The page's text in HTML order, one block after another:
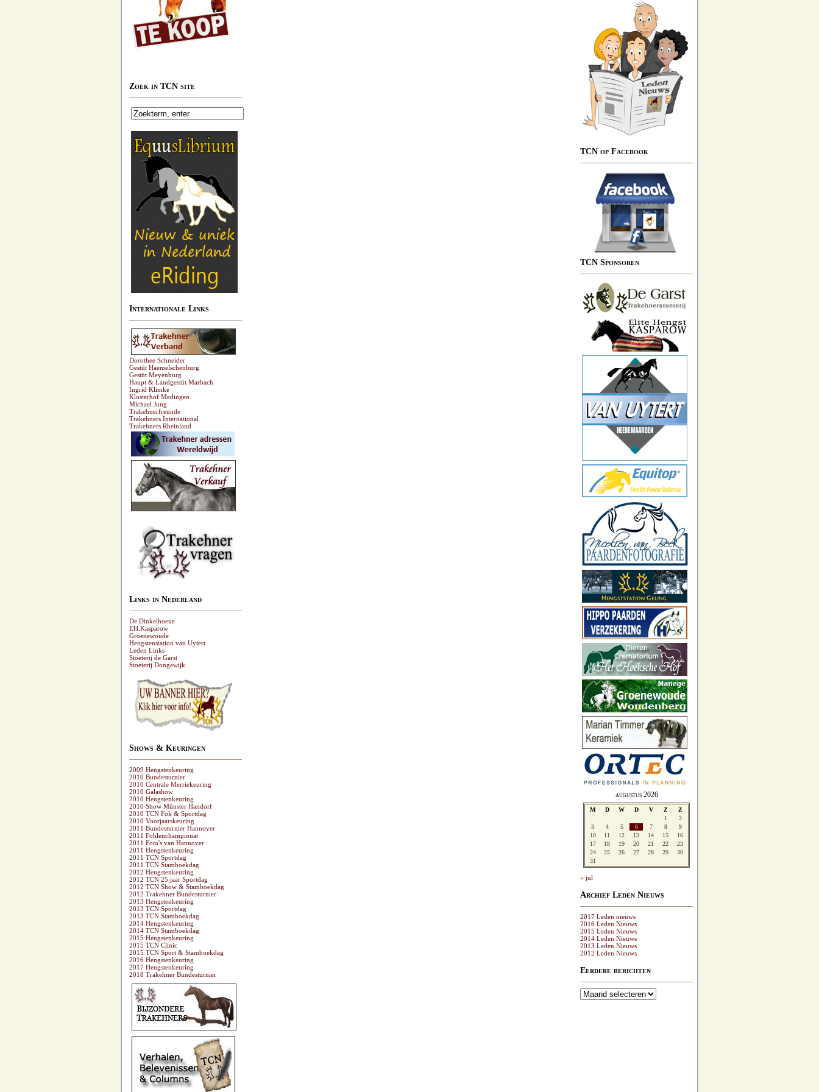
Zoek in TCN site
Internationale Links
Dorothee Schneider
Gestüt Haemelschenburg
Gestüt Meyenburg
Haupt & Landgestüt Marbach
Ingrid Klimke
Klosterhof Medingen
Michael Jung
Trakehnerfreunde
Trakehners International
Trakehners Rheinland
Links in Nederland
De Dinkelhoeve
EH.Kasparow
Groenewoude
Hengstenstation van Uytert
Leden Links
Stoeterij de Garst
Stoeterij Dongewijk
Shows & Keuringen
2009 Hengstenkeuring
2010 Bundesturnier
2010 Centrale Merriekeuring
2010 Galashow
2010 Hengstenkeuring
2010 Show Münster Handorf
2010 TCN Fok & Sportdag
2010 Voorjaarskeuring
2011 Bundesturnier Hannover
2011 Fohlenchampionat
2011 Foto's van Hannover
2011 Hengstenkeuring
2011 TCN Sportdag
2011 TCN Stamboekdag
2012 Hengstenkeuring
2012 TCN 25 jaar Sportdag
2012 TCN Show & Stamboekdag
2012 Trakehner Bundesturnier
2013 Hengstenkeuring
2013 TCN Sportdag
2013 TCN Stamboekdag
2014 Hengstenkeuring
2014 TCN Stamboekdag
2015 Hengstenkeuring
2015 TCN Clinic
2015 TCN Sport & Stamboekdag
2016 Hengstenkeuring
2017 Hengstenkeuring
2018 Trakehner Bundesturnier
TCN op Facebook
TCN Sponsoren
augustus 2026
M D W D V Z
Z
1
2
3
4 5 6 7 8
9
10
11 12 13 14 15
16
17
18 19 20 21 22
23
24
25 26 27 28 29
30
31
« jul
Archief Leden Nieuws
2017 Leden nieuws
2016 Leden Nieuws
2015 Leden Nieuws
2014 Leden Nieuws
2013 Leden Nieuws
2012 Leden Nieuws
Eerdere berichten
Eerdere
berichten